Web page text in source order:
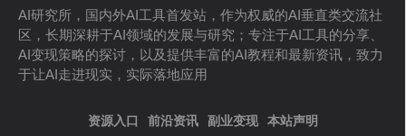
AI研究所，国内外AI工具首发站，作为权威的AI垂直类交流社
区，长期深耕于AI领域的发展与研究；专注于AI工具的分享、
AI变现策略的探讨，以及提供丰富的AI教程和最新资讯，致力
于让AI走进现实，实际落地应用
资源入口
前沿资讯
副业变现
本站声明